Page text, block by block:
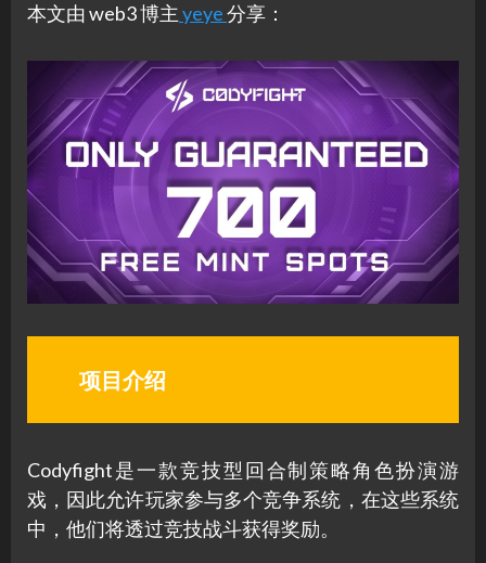
本文由 web3 博主yeye分享：
项目介绍
Codyfight是一款竞技型回合制策略角色扮演游
戏，因此允许玩家参与多个竞争系统，在这些系统
中，他们将透过竞技战斗获得奖励。